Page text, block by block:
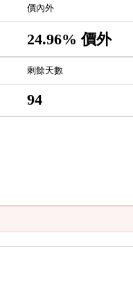
價內外
24.96% 價外
剩餘天數
94